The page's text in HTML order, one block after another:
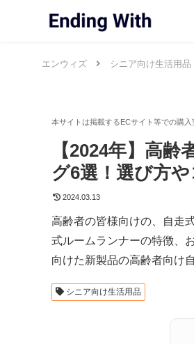
エンウィズ シニア向け生活用品
【2024年】高
グ6選！選び方
2024.03.13
高齢者の皆様向けの、自走
式ルームランナーの特徴、
向けた新製品の高齢者向け
シニア向け生活用品